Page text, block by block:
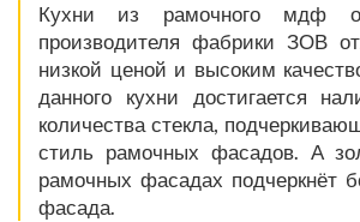
Кухни из рамочного мдф от
производителя фабрики ЗОВ
низкой ценой и высоким
данного кухни достигается
количества стекла,
стиль рамочных фасадов. А
рамочных фасадах подчеркнёт
фасада.